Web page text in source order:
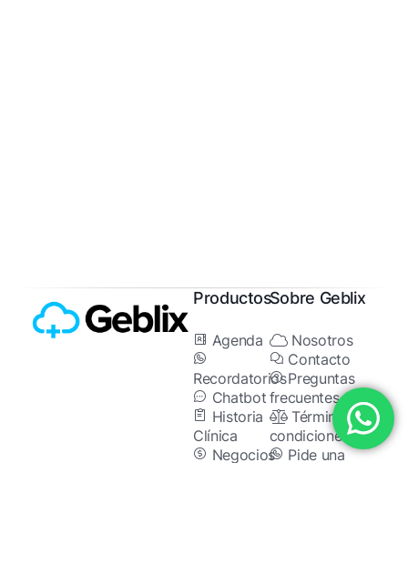
Productos
Agenda
Recordatorios
Chatbot
Historia
Clínica
Negocios
Sobre Geblix
Nosotros
Contacto
Preguntas
frecuentes
Términos y
condiciones
Pide una